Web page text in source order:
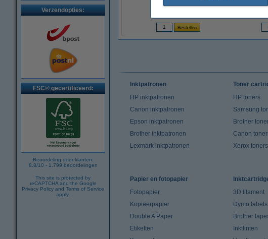
Verzendopties:
FSC® gecertificeerd:
Beoordeling door klanten:
8.8/10 - 1.799 beoordelingen
This site is protected by
reCAPTCHA and the Google
Privacy Policy and Terms of Service
apply.
€ 7,95
Inktpatronen
HP inktpatronen
Canon inktpatronen
Epson inktpatronen
Brother inktpatronen
Lexmark inktpatronen
Toner
HP toners
Samsung
Brother
Canon
Xerox toners
Papier en fotopapier
Fotopapier
Kopieerpapier
Double A Paper
Etiketten
3D filament
Dymo labels
Brother
Inktlinten